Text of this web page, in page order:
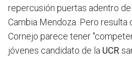
repercusión puertas adentro
Cambia Mendoza. Pero resulta
Cornejo parece tener
jóvenes candidato de la UCR